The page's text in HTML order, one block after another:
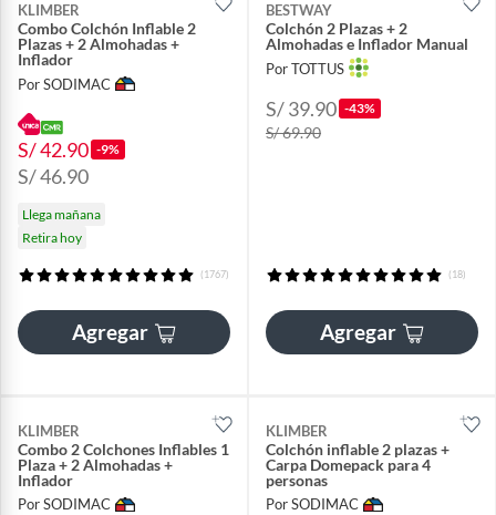
KLIMBER
Combo Colchón Inflable 2
Plazas + 2 Almohadas +
Inflador
Por SODIMAC
S/ 42.90 -9%
S/ 46.90
Llega mañana
Retira hoy
(1767)
Agregar
BESTWAY
Colchón 2 Plazas + 2
Almohadas e Inflador Manual
Por TOTTUS
S/ 39.90 -43%
S/ 69.90
(18)
Agregar
KLIMBER
Combo 2 Colchones Inflables 1
Plaza + 2 Almohadas +
Inflador
Por SODIMAC
KLIMBER
Colchón inflable 2 plazas +
Carpa Domepack para 4
personas
Por SODIMAC